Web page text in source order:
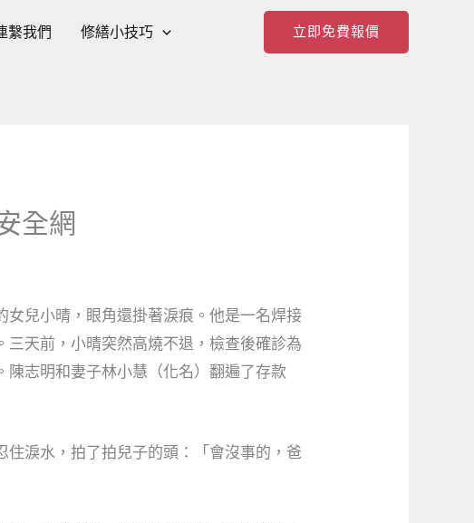
繫我們 修繕小技巧 立即免費報價
全網
兒小晴，眼角還掛著淚痕。他是一名焊接
天前，小晴突然高燒不退，檢查後確診為
志明和妻子林小慧（化名）翻遍了存款
住淚水，拍了拍兒子的頭：「會沒事的，爸